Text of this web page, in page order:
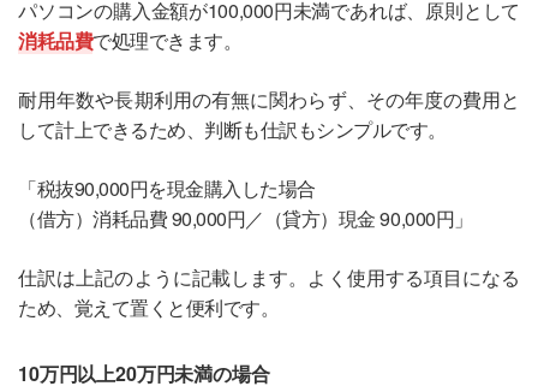
パソコンの購入金額が100,000円未満であれば、原則として
消耗品費で処理できます。
耐用年数や長期利用の有無に関わらず、その年度の費用と
して計上できるため、判断も仕訳もシンプルです。
「税抜90,000円を現金購入した場合
（借方）消耗品費 90,000円／（貸方）現金 90,000円」
仕訳は上記のように記載します。よく使用する項目になる
ため、覚えて置くと便利です。
10万円以上20万円未満の場合